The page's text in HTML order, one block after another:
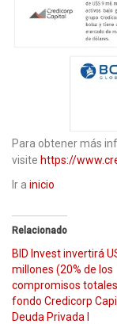
Para obtener más
visite https://
Ir a inicio
Relacionado
BID Invest invertirá
millones (20% de los
compromisos
fondo Credicorp
Deuda Privada I